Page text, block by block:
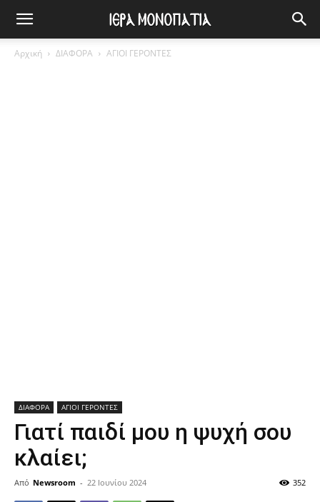
Αρχική ΔΙΑΦΟΡΑ ΑΓΙΟΙ ΓΕΡΟΝΤΕΣ
ΔΙΑΦΟΡΑ ΑΓΙΟΙ ΓΕΡΟΝΤΕΣ
Γιατί παιδί μου η ψυχή σου
κλαίει;
Από Newsroom - 22 Ιουνίου 2024 352